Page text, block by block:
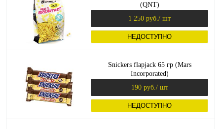
(QNT)
1 250 руб. / шт
НЕДОСТУПНО
Snickers flapjack 65 гр (Mars
Incorporated)
190 руб. / шт
НЕДОСТУПНО